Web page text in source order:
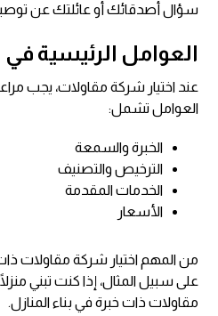
سؤال أصدقائك أو عائلتك عن
العوامل الرئيسية في
عند اختيار شركة مقاولات، يجب
العوامل تشمل:
الخبرة والسمعة
الترخيص والتصنيف
الخدمات المقدمة
الأسعار
من المهم اختيار شركة مقاولات
على سبيل المثال، إذا كنت تبني
مقاولات ذات خبرة في بناء المنازل.